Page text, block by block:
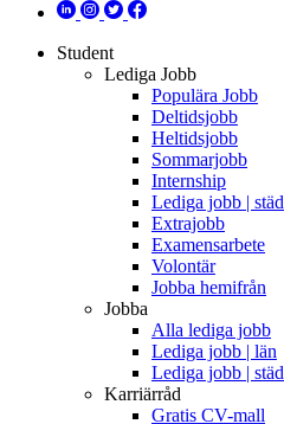
Student
Lediga Jobb
Populära Jobb
Deltidsjobb
Heltidsjobb
Sommarjobb
Internship
Lediga jobb |
Extrajobb
Examensarbete
Volontär
Jobba hemifrån
Jobba
Alla lediga jobb
Lediga jobb | län
Lediga jobb |
Karriärråd
Gratis CV-mall